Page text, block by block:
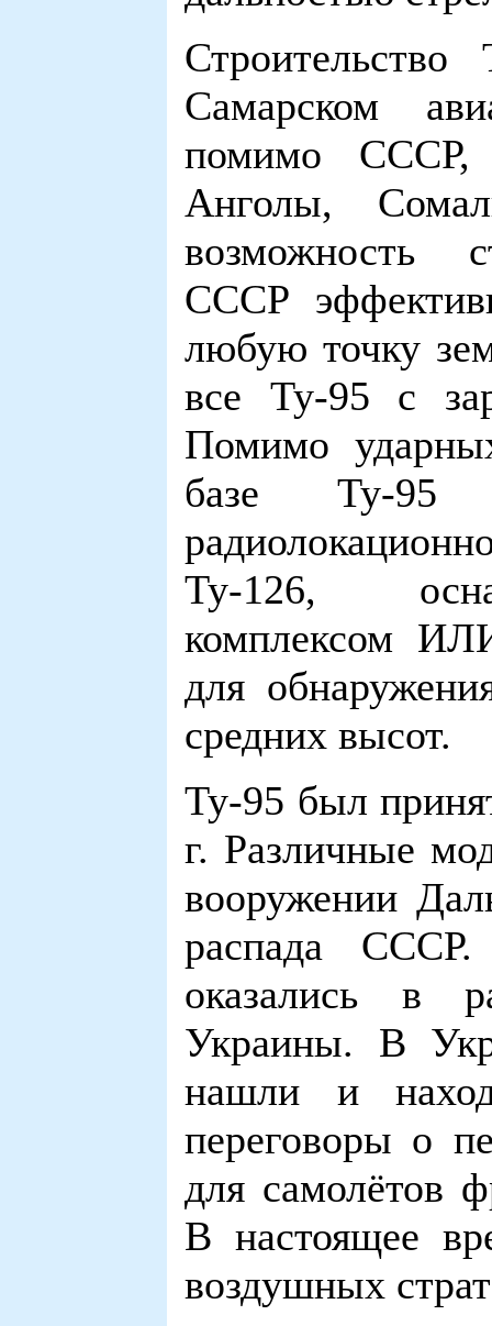
Самарском
помимо СССР,
Анголы,
возможность
СССР
любую точку
все Ту-95 с
Помимо
базе Ту-95
Ту-126,
комплексом
для
средних высот.
Ту-95 был
г. Различные
вооружении
распада
оказались в
Украины. В
нашли и
переговоры о
для самолётов
В настоящее
воздушных